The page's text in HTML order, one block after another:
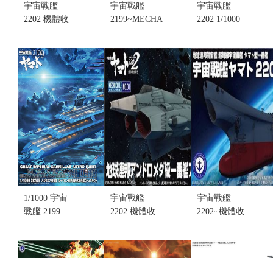
宇宙戰艦
2202 機體收
NO.15 1式空
間戰鬥攻擊
機宇宙虎式
II(複座/單座)
(不挑盒況)
(售完缺貨...
售價:0
宇宙戰艦
2199~MECHA
SERIES
LINEUP 機
體收藏集
NO.17 葛倫
托.(不挑盒
況)(售完缺
貨...
售價:0
宇宙戰艦
2202 1/1000
女座級DX
(不挑盒況)
(售完缺貨...
售價:0
1/1000 宇宙
戰艦 2199
IMPERIAL
GARMILLAS
宇宙戰艦
2202 機體收
COLLE
NO.001
宇宙戰艦
2202~機體收